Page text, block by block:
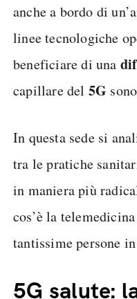
anche a bordo di
linee tecnologiche
beneficiare di una
capillare del 5G
In questa sede si
tra le pratiche
in maniera più
cos’è la
tantissime persone
5G salute: